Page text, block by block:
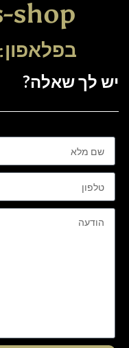
shop
בפלאפון: 051-5588135
יש לך שאלה?